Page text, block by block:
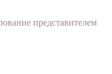
представителем